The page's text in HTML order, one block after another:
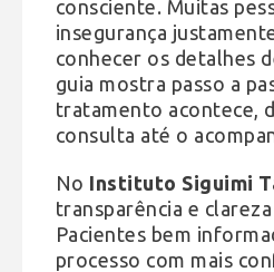
consciente. Muitas
insegurança
conhecer os detalhes
guia mostra passo a
tratamento acontece,
consulta até o
No Instituto Siguimi
transparência e
Pacientes bem
processo com mais